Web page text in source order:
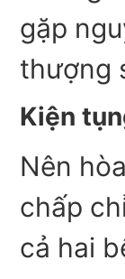
gặp
thượng
Kiện
Nên
chấp
cả hai